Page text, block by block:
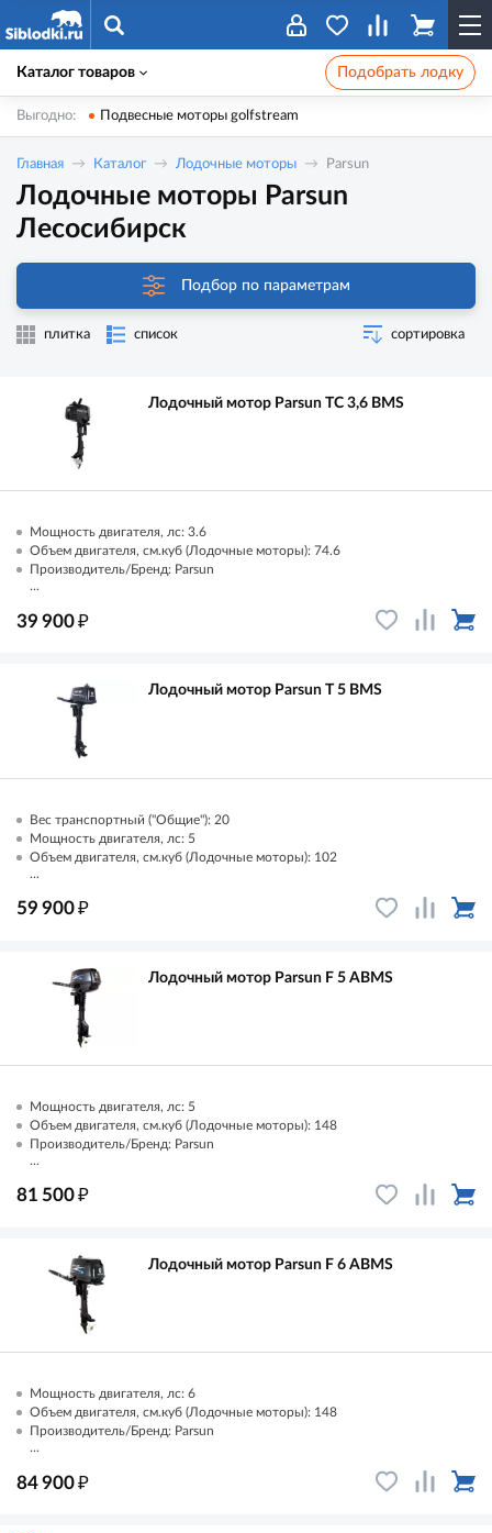
Каталог товаров Подобрать лодку
Выгодно: Подвесные моторы golfstream
Главная Каталог Лодочные моторы Parsun
Лодочные моторы Parsun
Лесосибирск
Подбор по параметрам
плитка список сортировка
Лодочный мотор Parsun TC 3,6 BMS
Мощность двигателя, лс: 3.6
Объем двигателя, см.куб (Лодочные моторы): 74.6
Производитель/Бренд: Parsun
...
39 900₽
Лодочный мотор Parsun T 5 ВМS
Вес транспортный ("Общие"): 20
Мощность двигателя, лс: 5
Объем двигателя, см.куб (Лодочные моторы): 102
...
59 900₽
Лодочный мотор Parsun F 5 AВМS
Мощность двигателя, лс: 5
Объем двигателя, см.куб (Лодочные моторы): 148
Производитель/Бренд: Parsun
...
81 500₽
Лодочный мотор Parsun F 6 AВМS
Мощность двигателя, лс: 6
Объем двигателя, см.куб (Лодочные моторы): 148
Производитель/Бренд: Parsun
...
84 900₽